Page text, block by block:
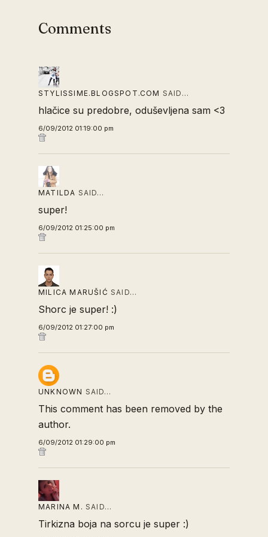
Comments
STYLISSIME.BLOGSPOT.COM SAID…
hlačice su predobre, oduševljena sam <3
6/09/2012 01:19:00 pm
MATILDA SAID…
super!
6/09/2012 01:25:00 pm
MILICA MARUŠIĆ SAID…
Shorc je super! :)
6/09/2012 01:27:00 pm
UNKNOWN SAID…
This comment has been removed by the
author.
6/09/2012 01:29:00 pm
MARINA M. SAID…
Tirkizna boja na sorcu je super :)